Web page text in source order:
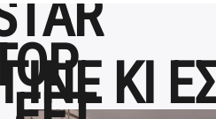
ΓΙΝΕ ΚΙ